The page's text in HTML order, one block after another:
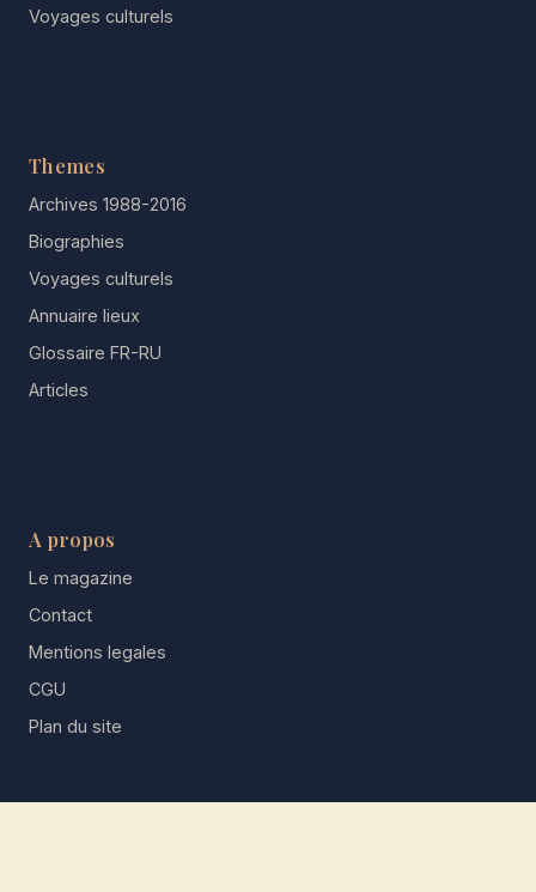
Voyages culturels
Themes
Archives 1988-2016
Biographies
Voyages culturels
Annuaire lieux
Glossaire FR-RU
Articles
A propos
Le magazine
Contact
Mentions legales
CGU
Plan du site